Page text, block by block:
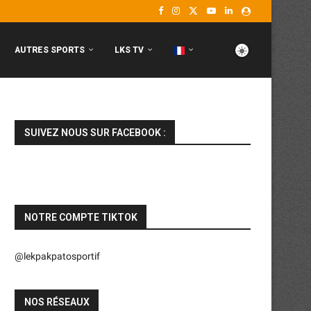
AUTRES SPORTS LKS TV
SUIVEZ NOUS SUR FACEBOOK :
NOTRE COMPTE TIKTOK
@lekpakpatosportif
NOS RÉSEAUX